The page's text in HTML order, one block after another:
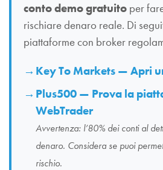
conto demo gratuito per
rischiare denaro reale. Di
piattaforme con broker
Key To Markets — Apri
Plus500 — Prova la
WebTrader
Avvertenza: l’80% dei conti al
denaro. Considera se puoi
rischio.